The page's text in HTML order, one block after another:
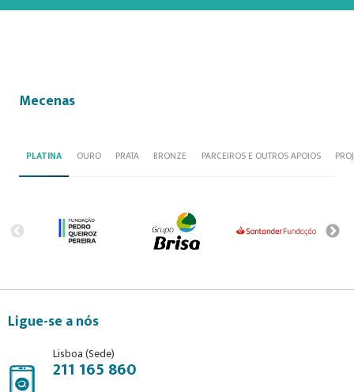
Mecenas
PLATINA OURO PRATA BRONZE PARCEIROS E OUTROS APOIOS
Ligue-se a nós
Lisboa (Sede)
211 165 860